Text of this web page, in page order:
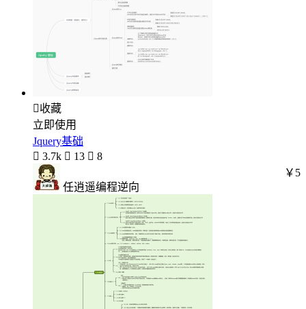
收藏
立即使用
Jquery基础
 3.7k  13  8
任逍遥编程逆向
￥5